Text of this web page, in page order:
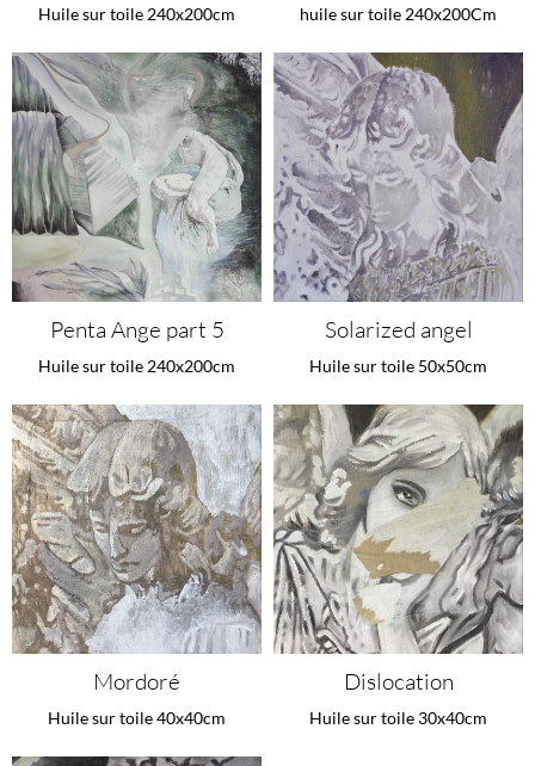
Huile sur toile 240x200cm huile sur toile 240x200Cm
Penta Ange part 5
Huile sur toile 240x200cm
Solarized angel
Huile sur toile 50x50cm
Mordoré
Huile sur toile 40x40cm
Dislocation
Huile sur toile 30x40cm